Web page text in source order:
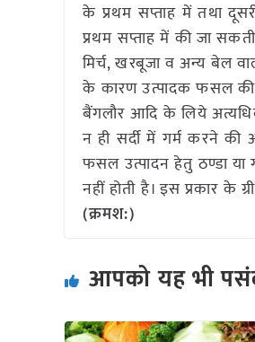
के प्रथम सप्ताह में तथा
प्रथम सप्ताह में की जा
मिर्च, खरबूजा व अन्य बेल
के कारण उत्पादक फसल की
बैंगलौर आदि के लिये
न ही सर्दी में गर्म करने की
फसल उत्पादन हेतु ठण्डा या
नहीं होती है। इस प्रकार के
(क्रमश:)
आपको यह भी